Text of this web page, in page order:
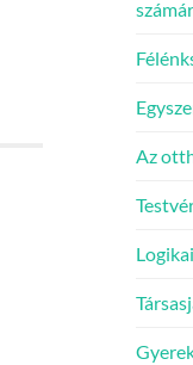
Az